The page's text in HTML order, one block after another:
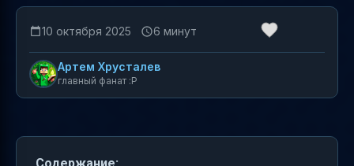
10 октября 2025 6 минут
Артем Хрусталев
главный фанат :P